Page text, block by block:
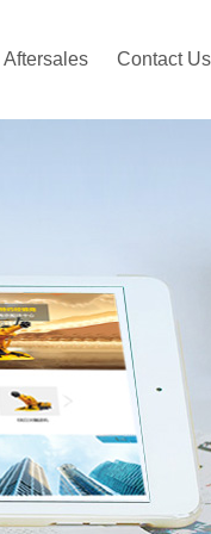
Aftersales Contact Us